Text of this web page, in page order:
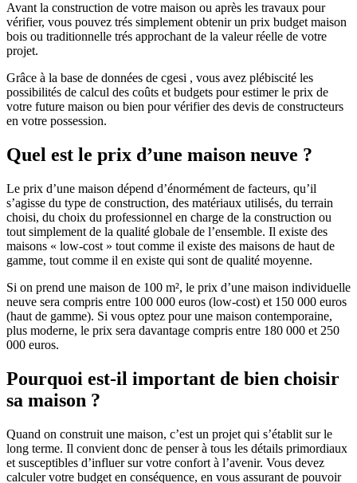
Avant la construction de votre maison ou après les travaux pour
vérifier, vous pouvez trés simplement obtenir un prix budget maison
bois ou traditionnelle trés approchant de la valeur réelle de votre
projet.
Grâce à la base de données de cgesi , vous avez plébiscité les
possibilités de calcul des coûts et budgets pour estimer le prix de
votre future maison ou bien pour vérifier des devis de constructeurs
en votre possession.
Quel est le prix d’une maison neuve ?
Le prix d’une maison dépend d’énormément de facteurs, qu’il
s’agisse du type de construction, des matériaux utilisés, du terrain
choisi, du choix du professionnel en charge de la construction ou
tout simplement de la qualité globale de l’ensemble. Il existe des
maisons « low-cost » tout comme il existe des maisons de haut de
gamme, tout comme il en existe qui sont de qualité moyenne.
Si on prend une maison de 100 m², le prix d’une maison individuelle
neuve sera compris entre 100 000 euros (low-cost) et 150 000 euros
(haut de gamme). Si vous optez pour une maison contemporaine,
plus moderne, le prix sera davantage compris entre 180 000 et 250
000 euros.
Pourquoi est-il important de bien choisir
sa maison ?
Quand on construit une maison, c’est un projet qui s’établit sur le
long terme. Il convient donc de penser à tous les détails primordiaux
et susceptibles d’influer sur votre confort à l’avenir. Vous devez
calculer votre budget en conséquence, en vous assurant de pouvoir